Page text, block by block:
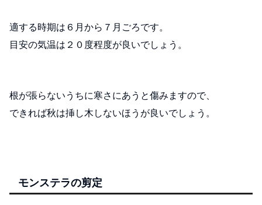
適する時期は６月から７月ごろです。
目安の気温は２０度程度が良いでしょう。
根が張らないうちに寒さにあうと傷みますので、
できれば秋は挿し木しないほうが良いでしょう。
モンステラの剪定